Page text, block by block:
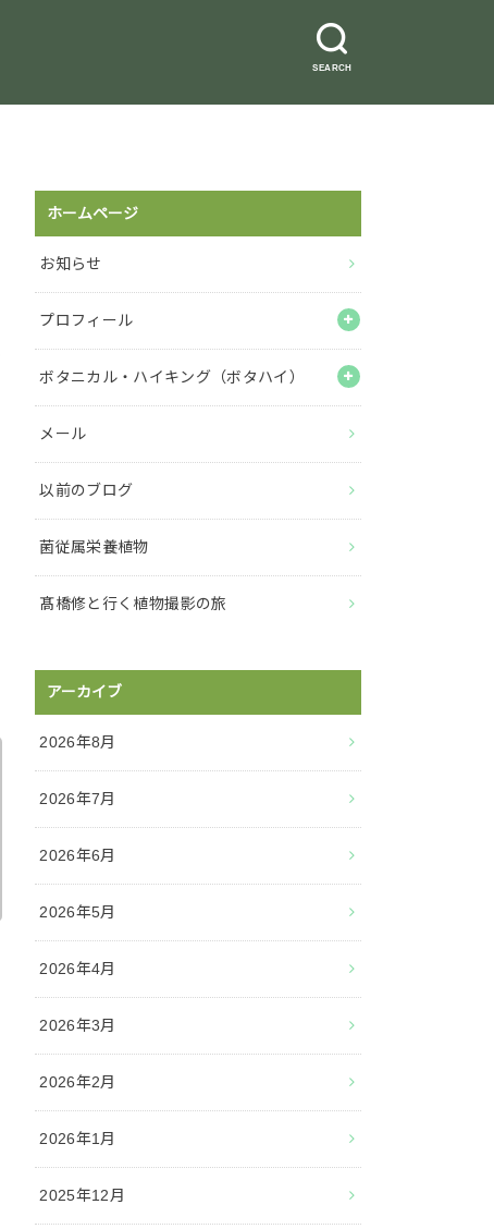
SEARCH
ホームページ
お知らせ
プロフィール
ボタニカル・ハイキング（ボタハイ）
メール
以前のブログ
菌従属栄養植物
髙橋修と行く植物撮影の旅
アーカイブ
2026年8月
2026年7月
2026年6月
2026年5月
2026年4月
2026年3月
2026年2月
2026年1月
2025年12月